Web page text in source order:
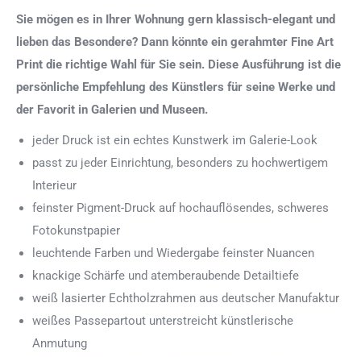
Sie mögen es in Ihrer Wohnung gern klassisch-elegant und
lieben das Besondere? Dann könnte ein gerahmter Fine Art
Print die richtige Wahl für Sie sein. Diese Ausführung ist die
persönliche Empfehlung des Künstlers für seine Werke und
der Favorit in Galerien und Museen.
jeder Druck ist ein echtes Kunstwerk im Galerie-Look
passt zu jeder Einrichtung, besonders zu hochwertigem
Interieur
feinster Pigment-Druck auf hochauflösendes, schweres
Fotokunstpapier
leuchtende Farben und Wiedergabe feinster Nuancen
knackige Schärfe und atemberaubende Detailtiefe
weiß lasierter Echtholzrahmen aus deutscher Manufaktur
weißes Passepartout unterstreicht künstlerische
Anmutung